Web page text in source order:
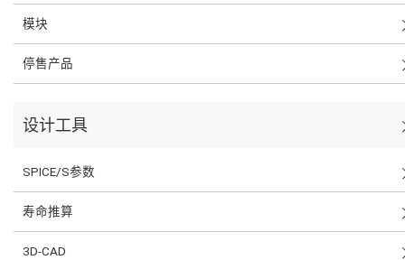
模块
停售产品
设计工具
SPICE/S参数
寿命推算
3D-CAD